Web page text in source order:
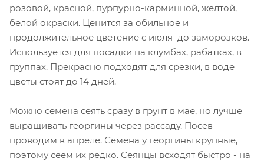
розовой, красной, пурпурно-карминной, желтой,
белой окраски. Ценится за обильное и
продолжительное цветение с июля до заморозков.
Используется для посадки на клумбах, рабатках, в
группах. Прекрасно подходят для срезки, в воде
цветы стоят до 14 дней.
Можно семена сеять сразу в грунт в мае, но лучше
выращивать георгины через рассаду. Посев
проводим в апреле. Семена у георгины крупные,
поэтому сеем их редко. Сеянцы всходят быстро - на